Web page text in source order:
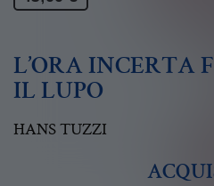
L’ORA INCERTA
IL LUPO
HANS TUZZI